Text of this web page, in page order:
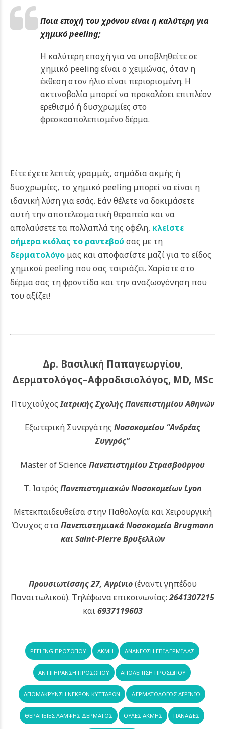
Ποια εποχή του χρόνου είναι η καλύτερη για
χημικό peeling;
Η καλύτερη εποχή για να υποβληθείτε σε
χημικό peeling είναι ο χειμώνας, όταν η
έκθεση στον ήλιο είναι περιορισμένη. Η
ακτινοβολία μπορεί να προκαλέσει επιπλέον
ερεθισμό ή δυσχρωμίες στο
φρεσκοαπολεπισμένο δέρμα.
Είτε έχετε λεπτές γραμμές, σημάδια ακμής ή
δυσχρωμίες, το χημικό peeling μπορεί να είναι η
ιδανική λύση για εσάς. Εάν θέλετε να δοκιμάσετε
αυτή την αποτελεσματική θεραπεία και να
απολαύσετε τα πολλαπλά της οφέλη, κλείστε
σήμερα κιόλας το ραντεβού σας με τη
δερματολόγο μας και αποφασίστε μαζί για το είδος
χημικού peeling που σας ταιριάζει. Χαρίστε στο
δέρμα σας τη φροντίδα και την αναζωογόνηση που
του αξίζει!
Δρ. Βασιλική Παπαγεωργίου,
Δερματολόγος–Αφροδισιολόγος, MD, MSc
ΠτυχιούχοςΙατρικής Σχολής Πανεπιστημίου Αθηνών
Εξωτερική Συνεργάτης Νοσοκομείου “Ανδρέας
Συγγρός”
Master of Science Πανεπιστημίου Στρασβούργου
Τ. Ιατρός Πανεπιστημιακών Νοσοκομείων Lyon
Μετεκπαιδευθείσα στην Παθολογία και Χειρουργική
Όνυχος σταΠανεπιστημιακά Νοσοκομεία Brugmann
και Saint-Pierre Βρυξελλών
Προυσιωτίσσης 27, Αγρίνιο(έναντι γηπέδου
Παναιτωλικού). Τηλέφωνα επικοινωνίας:2641307215
και6937119603
PEELING ΠΡΟΣΏΠΟΥ ΑΚΜΉ ΑΝΑΝΈΩΣΗ ΕΠΙΔΕΡΜΊΔΑΣ
ΑΝΤΙΓΉΡΑΝΣΗ ΠΡΟΣΏΠΟΥ ΑΠΟΛΈΠΙΣΗ ΠΡΟΣΏΠΟΥ
ΑΠΟΜΆΚΡΥΝΣΗ ΝΕΚΡΏΝ ΚΥΤΤΆΡΩΝ ΔΕΡΜΑΤΟΛΟΓΟΣ ΑΓΡΊΝΙΟ
ΘΕΡΑΠΕΊΕΣ ΛΆΜΨΗΣ ΔΈΡΜΑΤΟΣ ΟΥΛΈΣ ΑΚΜΉΣ ΠΑΝΆΔΕΣ